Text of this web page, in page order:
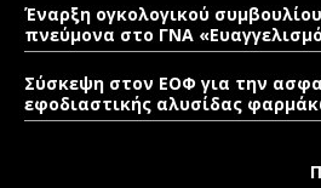
Έναρξη ογκολογικού
πνεύμονα στο ΓΝΑ
Σύσκεψη στον ΕΟΦ για την
εφοδιαστικής αλυσίδας